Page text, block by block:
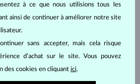
à ce que nous utilisions tous les
ainsi de continuer à améliorer notre site
sans accepter, mais cela risque
d’achat sur le site. Vous pouvez
des cookies en cliquant ici.